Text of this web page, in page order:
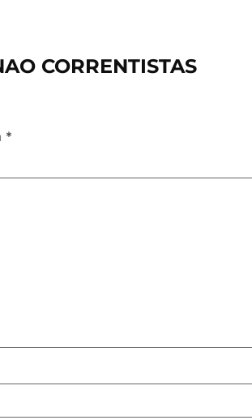
CORRENTISTAS
*